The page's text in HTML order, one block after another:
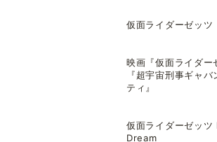
仮面ライダーゼッツ
映画『仮面ライダー
『超宇宙刑事ギャバ
ティ』
仮面ライダーゼッ
Dream